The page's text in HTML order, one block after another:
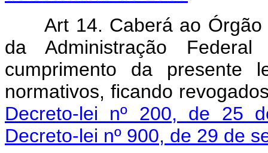
Art 14. Caberá ao
da Administração
cumprimento da presente
normativos, ficando
Decreto-lei nº 200, de 25
Decreto-lei nº 900, de 29 de